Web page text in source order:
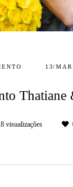
13/
Thatiane
visualizações